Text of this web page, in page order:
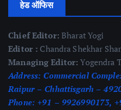
हेड ऑफिस
Chief Editor: Bharat Yogi
Editor : Chandra Shekhar
Managing Editor: Yogendra
Address: Commercial
Raipur – Chhattisgarh –
Phone: +91 – 9926990173,